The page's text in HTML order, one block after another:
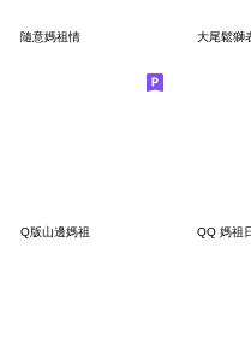
隨意媽祖情 大尾鬆獅
Q版山邊媽祖 QQ 媽祖